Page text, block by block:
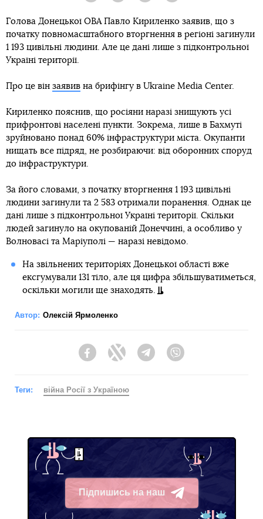
Голова Донецької ОВА Павло Кириленко заявив, що з
початку повномасштабного вторгнення в регіоні загинули
1 193 цивільні людини. Але це дані лише з підконтрольної
Україні території.
Про це він заявив на брифінгу в Ukraine Media Center.
Кириленко пояснив, що росіяни наразі знищують усі
прифронтові населені пункти. Зокрема, лише в Бахмуті
зруйновано понад 60% інфраструктури міста. Окупанти
нищать все підряд, не розбираючи: від оборонних споруд
до інфраструктури.
За його словами, з початку вторгнення 1 193 цивільні
людини загинули та 2 583 отримали поранення. Однак це
дані лише з підконтрольної Україні території. Скільки
людей загинуло на окупованій Донеччині, а особливо у
Волновасі та Маріуполі — наразі невідомо.
На звільнених територіях Донецької області вже
ексгумували 131 тіло, але ця цифра збільшуватиметься,
оскільки могили ще знаходять.
Автор: Олексій Ярмоленко
FacebookTwitter Telegram
Теги: війна Росії з Україною
Підпишись на наш
Telegram